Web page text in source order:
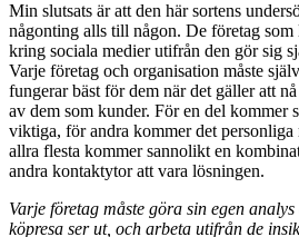
Min slutsats är att den här sortens
någonting alls till någon. De företag som
kring sociala medier utifrån den gör sig
Varje företag och organisation måste
fungerar bäst för dem när det gäller att
av dem som kunder. För en del kommer
viktiga, för andra kommer det personliga
allra flesta kommer sannolikt en
andra kontaktytor att vara lösningen.
Varje företag måste göra sin egen
köpresa ser ut, och arbeta utifrån de